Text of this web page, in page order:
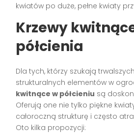
kwiatów po duże, pełne kwiaty
Krzewy
półcienia
Dla tych, którzy szukają
strukturalnych elementów w
kwitnące w półcieniu są
Oferują one nie tylko piękne
całoroczną strukturę i często
Oto kilka propozycji: